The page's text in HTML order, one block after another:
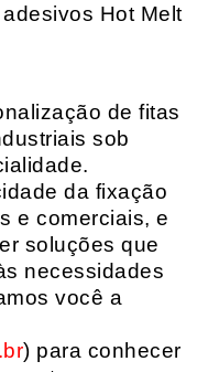
Hot Melt
de fitas
sob
da fixação
e comerciais, e
soluções que
necessidades
você a
) para conhecer